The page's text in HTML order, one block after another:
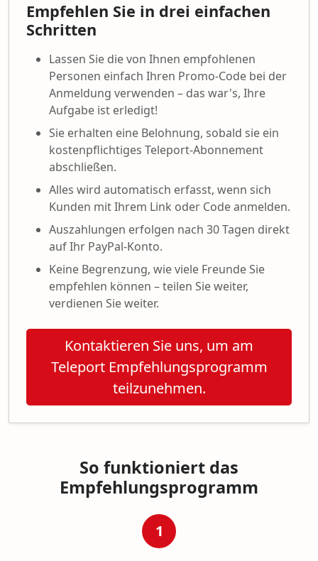
Empfehlen Sie in drei einfachen
Schritten
Lassen Sie die von Ihnen empfohlenen
Personen einfach Ihren Promo-Code bei der
Anmeldung verwenden – das war's, Ihre
Aufgabe ist erledigt!
Sie erhalten eine Belohnung, sobald sie ein
kostenpflichtiges Teleport-Abonnement
abschließen.
Alles wird automatisch erfasst, wenn sich
Kunden mit Ihrem Link oder Code anmelden.
Auszahlungen erfolgen nach 30 Tagen direkt
auf Ihr PayPal-Konto.
Keine Begrenzung, wie viele Freunde Sie
empfehlen können – teilen Sie weiter,
verdienen Sie weiter.
Kontaktieren Sie uns, um am
Teleport Empfehlungsprogramm
teilzunehmen.
So funktioniert das
Empfehlungsprogramm
1